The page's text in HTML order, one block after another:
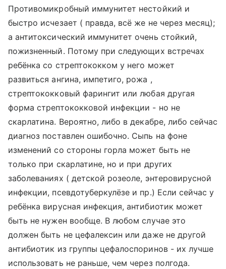
Противомикробный иммунитет нестойкий и
быстро исчезает ( правда, всё же не через месяц);
а антитоксический иммунитет очень стойкий,
пожизненный. Потому при следующих встречах
ребёнка со стрептококком у него может
развиться ангина, импетиго, рожа ,
стрептококковый фарингит или любая другая
форма стрептококковой инфекции - но не
скарлатина. Вероятно, либо в декабре, либо сейчас
диагноз поставлен ошибочно. Сыпь на фоне
изменений со стороны горла может быть не
только при скарлатине, но и при других
заболеваниях ( детской розеоле, энтеровирусной
инфекции, псевдотуберкулёзе и пр.) Если сейчас у
ребёнка вирусная инфекция, антибиотик может
быть не нужен вообще. В любом случае это
должен быть не цефалексин или даже не другой
антибиотик из группы цефалоспоринов - их лучше
использовать не раньше, чем через полгода.